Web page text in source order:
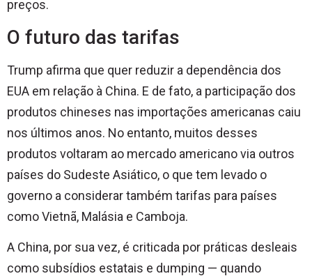
preços.
O futuro das tarifas
Trump afirma que quer reduzir a dependência dos
EUA em relação à China. E de fato, a participação dos
produtos chineses nas importações americanas caiu
nos últimos anos. No entanto, muitos desses
produtos voltaram ao mercado americano via outros
países do Sudeste Asiático, o que tem levado o
governo a considerar também tarifas para países
como Vietnã, Malásia e Camboja.
A China, por sua vez, é criticada por práticas desleais
como subsídios estatais e dumping — quando